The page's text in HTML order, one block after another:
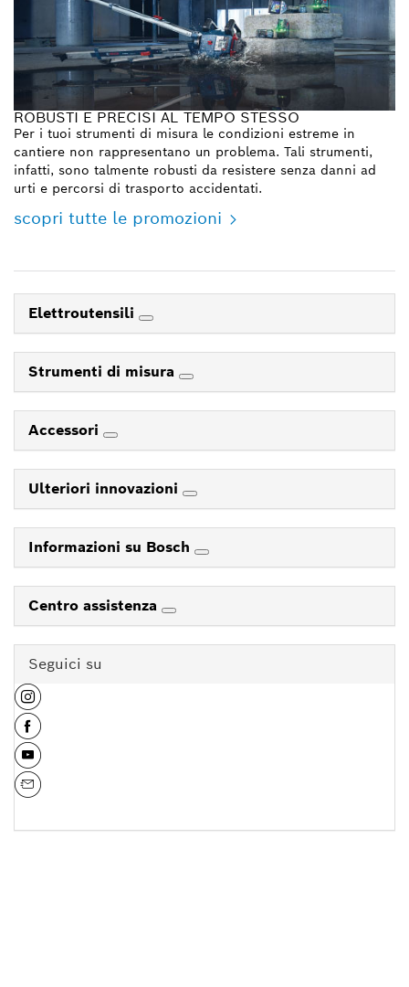
ROBUSTI E PRECISI AL TEMPO STESSO
Per i tuoi strumenti di misura le condizioni estreme in
cantiere non rappresentano un problema. Tali strumenti,
infatti, sono talmente robusti da resistere senza danni ad
urti e percorsi di trasporto accidentati.
scopri tutte le promozioni
Elettroutensili
Strumenti di misura
Accessori
Ulteriori innovazioni
Informazioni su Bosch
Centro assistenza
Seguici su